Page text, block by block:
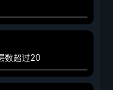
数超过20